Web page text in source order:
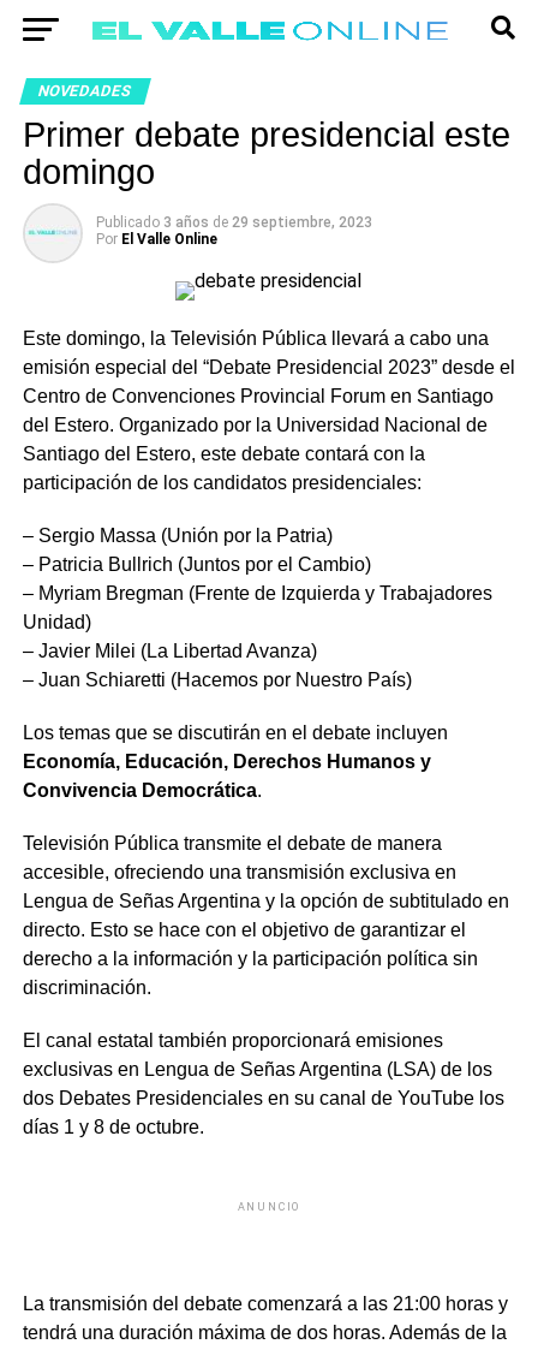
NOVEDADES
Primer debate presidencial este
domingo
Publicado 3 años de 29 septiembre, 2023
Por El Valle Online
Este domingo, la Televisión Pública llevará a cabo una
emisión especial del “Debate Presidencial 2023” desde el
Centro de Convenciones Provincial Forum en Santiago
del Estero. Organizado por la Universidad Nacional de
Santiago del Estero, este debate contará con la
participación de los candidatos presidenciales:
– Sergio Massa (Unión por la Patria)
– Patricia Bullrich (Juntos por el Cambio)
– Myriam Bregman (Frente de Izquierda y Trabajadores
Unidad)
– Javier Milei (La Libertad Avanza)
– Juan Schiaretti (Hacemos por Nuestro País)
Los temas que se discutirán en el debate incluyen
Economía, Educación, Derechos Humanos y
Convivencia Democrática.
Televisión Pública transmite el debate de manera
accesible, ofreciendo una transmisión exclusiva en
Lengua de Señas Argentina y la opción de subtitulado en
directo. Esto se hace con el objetivo de garantizar el
derecho a la información y la participación política sin
discriminación.
El canal estatal también proporcionará emisiones
exclusivas en Lengua de Señas Argentina (LSA) de los
dos Debates Presidenciales en su canal de YouTube los
días 1 y 8 de octubre.
ANUNCIO
La transmisión del debate comenzará a las 21:00 horas y
tendrá una duración máxima de dos horas. Además de la